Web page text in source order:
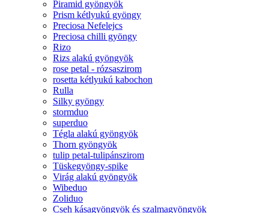
Piramid gyöngyök
Prism kétlyukú gyöngy
Preciosa Nefelejcs
Preciosa chilli gyöngy
Rizo
Rizs alakú gyöngyök
rose petal - rózsaszirom
rosetta kétlyukú kabochon
Rulla
Silky gyöngy
stormduo
superduo
Tégla alakú gyöngyök
Thorn gyöngyök
tulip petal-tulipánszirom
Tüskegyöngy-spike
Virág alakú gyöngyök
Wibeduo
Zoliduo
Cseh kásagyöngyök és szalmagyöngyök